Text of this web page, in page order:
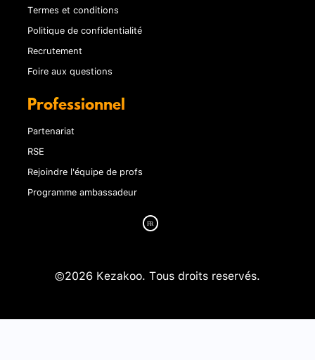
Termes et conditions
Politique de confidentialité
Recrutement
Foire aux questions
Professionnel
Partenariat
RSE
Rejoindre l'équipe de profs
Programme ambassadeur
©2026 Kezakoo. Tous droits reservés.